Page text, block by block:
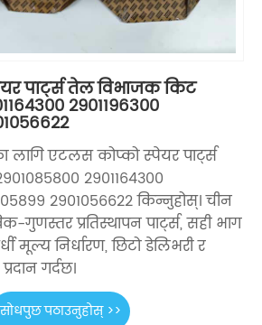
पार्ट्स तेल विभाजक किट
2901196300
लागि एटलस कोप्को स्पेयर पार्ट्स
2901164300
2901056622 किन्नुहोस्। चीन
गुणस्तर प्रतिस्थापन पार्ट्स, सही भाग
मूल्य निर्धारण, छिटो डेलिभरी र
गर्दछ।
सोधपुछ पठाउनुहोस् >>